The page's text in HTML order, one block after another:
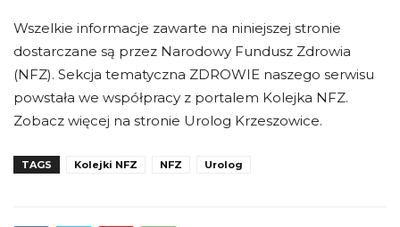
Wszelkie informacje zawarte na niniejszej stronie
dostarczane są przez Narodowy Fundusz Zdrowia
(NFZ). Sekcja tematyczna ZDROWIE naszego serwisu
powstała we współpracy z portalem Kolejka NFZ.
Zobacz więcej na stronie Urolog Krzeszowice.
TAGS Kolejki NFZ NFZ Urolog